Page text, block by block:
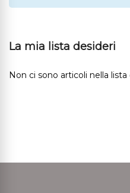
La mia lista desideri
Non ci sono articoli nella lista